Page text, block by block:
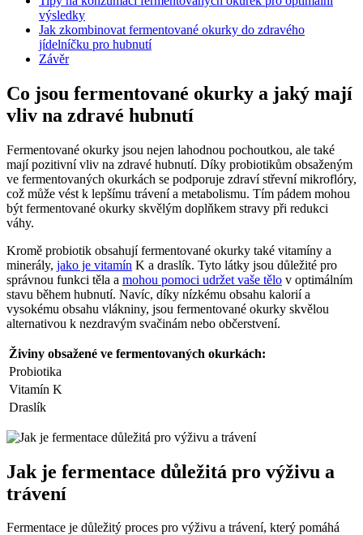
výsledky
Jak zkombinovat fermentované okurky do zdravého
jídelníčku pro hubnutí
Závěr
Co jsou fermentované okurky a jaký mají
vliv na zdravé hubnutí
Fermentované okurky jsou nejen lahodnou pochoutkou, ale také
mají pozitivní vliv na zdravé hubnutí. Díky probiotikům obsaženým
ve fermentovaných okurkách se podporuje zdraví střevní mikroflóry,
což může vést k lepšímu trávení a metabolismu. Tím pádem mohou
být fermentované okurky skvělým doplňkem stravy při redukci
váhy.
Kromě probiotik obsahují fermentované okurky také vitamíny a
minerály, jako je vitamín K a draslík. Tyto látky jsou důležité pro
správnou funkci těla a mohou pomoci udržet vaše tělo v optimálním
stavu během hubnutí. Navíc, díky nízkému obsahu kalorií a
vysokému obsahu vlákniny, jsou fermentované okurky skvělou
alternativou k nezdravým svačinám nebo občerstvení.
Živiny obsažené ve fermentovaných okurkách:
Probiotika
Vitamín K
Draslík
Jak je fermentace důležitá pro výživu a
trávení
Fermentace je důležitý proces pro výživu a trávení, který pomáhá